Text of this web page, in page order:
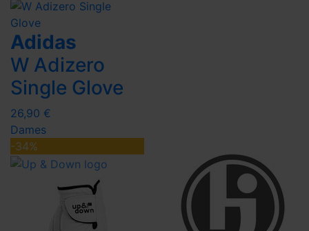
Adidas
W Adizero
Single Glove
26,90 €
Dames
-34%